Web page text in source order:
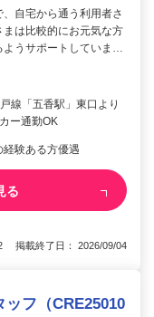
自宅から通う利用者さ
は比較的にお元気な方
うサポートしていま…
線「五香駅」東口より
ー通勤OK
験ある方優遇
る
掲載終了日： 2026/09/04
フ（CRE25010